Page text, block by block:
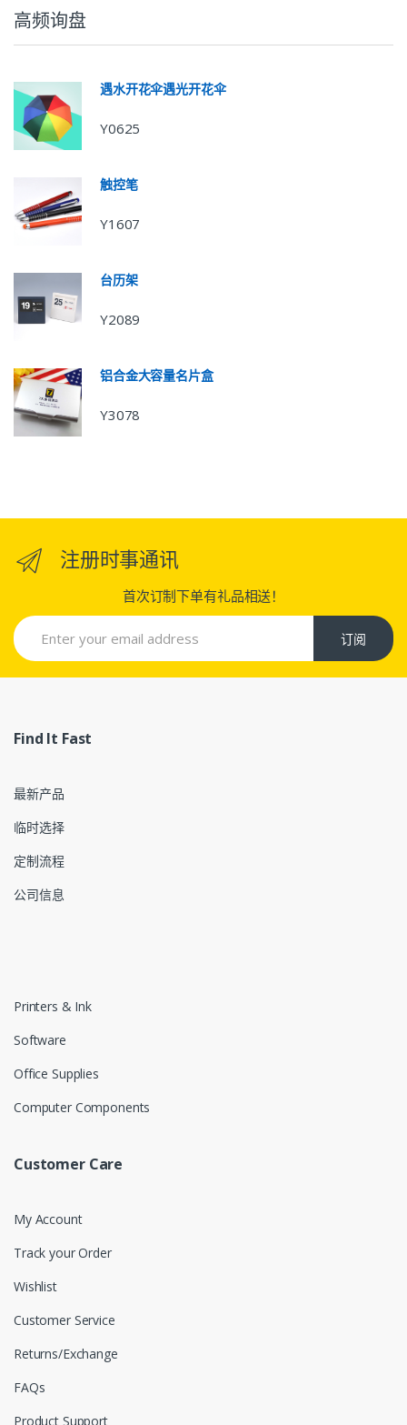
高频询盘
遇水开花伞遇光开花伞
Y0625
触控笔
Y1607
台历架
Y2089
铝合金大容量名片盒
Y3078
注册时事通讯
首次订制下单有礼品相送！
订阅
Find It Fast
最新产品
临时选择
定制流程
公司信息
Printers & Ink
Software
Office Supplies
Computer Components
Customer Care
My Account
Track your Order
Wishlist
Customer Service
Returns/Exchange
FAQs
Product Support